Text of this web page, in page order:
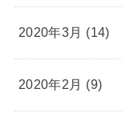
2020年3月 (14)
2020年2月 (9)